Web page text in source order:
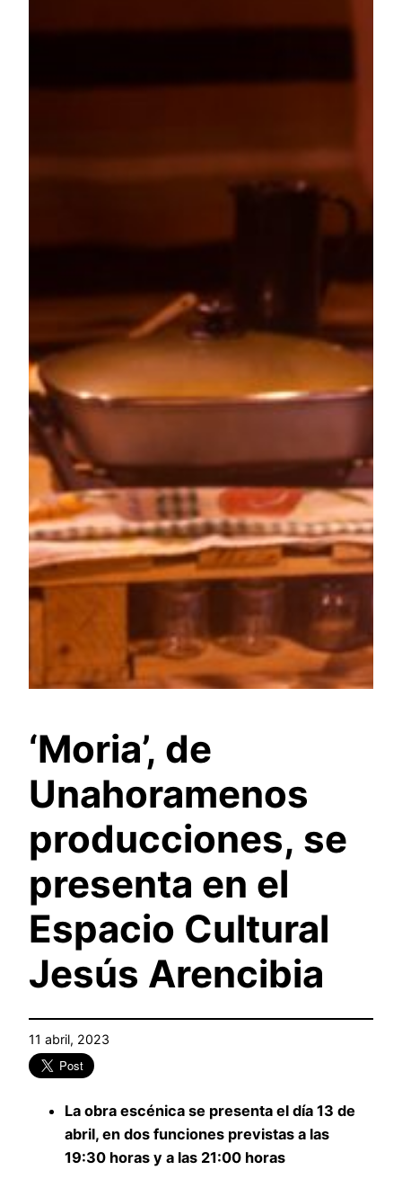
‘Moria’, de
Unahoramenos
producciones, se
presenta en el
Espacio Cultural
Jesús Arencibia
11 abril, 2023
La obra escénica se presenta el día 13 de
abril, en dos funciones previstas a las
19:30 horas y a las 21:00 horas